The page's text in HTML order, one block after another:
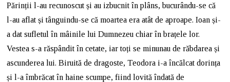
Părinții l-au recunoscut și au izbucnit în plâns, bucurându-se că
l-au aflat și tânguindu-se că moartea era atât de aproape. Ioan și-
a dat sufletul în mâinile lui Dumnezeu chiar în brațele lor.
Vestea s-a răspândit în cetate, iar toți se minunau de răbdarea și
ascunderea lui. Biruită de dragoste, Teodora i-a încălcat dorința
și l-a îmbrăcat în haine scumpe, fiind lovită îndată de